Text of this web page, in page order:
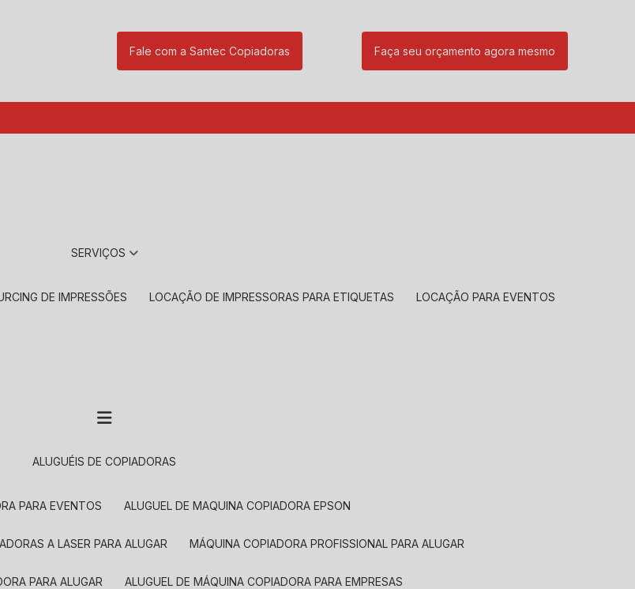
Fale com a Santec Copiadoras Faça seu orçamento agora mesmo
SERVIÇOS
DE IMPRESSÕES LOCAÇÃO DE IMPRESSORAS PARA ETIQUETAS LOCAÇÃO PARA EVENTOS
ALUGUÉIS DE COPIADORAS
PARA EVENTOS ALUGUEL DE MAQUINA COPIADORA EPSON
A LASER PARA ALUGAR MÁQUINA COPIADORA PROFISSIONAL PARA ALUGAR
PARA ALUGAR ALUGUEL DE MÁQUINA COPIADORA PARA EMPRESAS